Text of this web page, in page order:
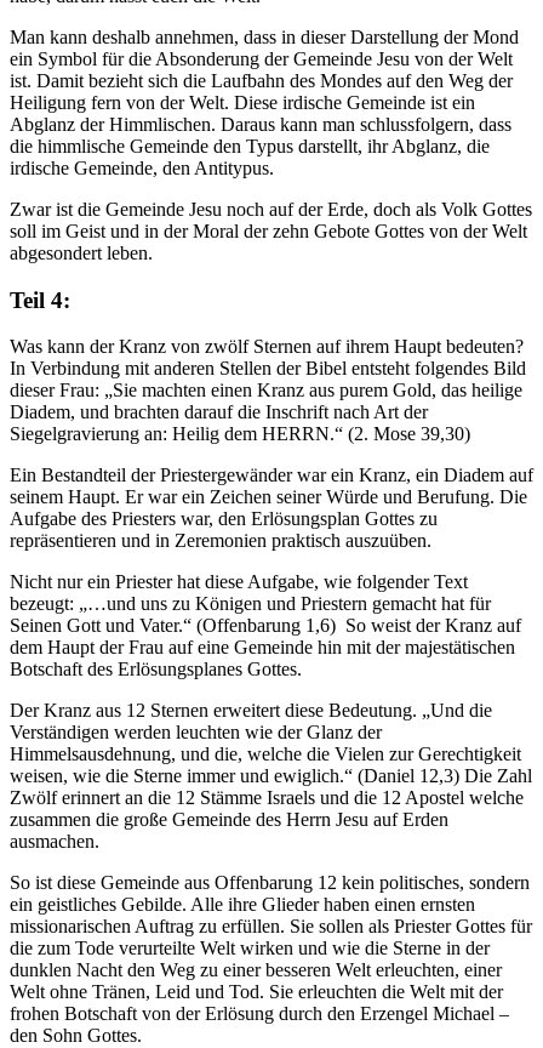
Man kann deshalb annehmen, dass in dieser Darstellung der Mond
ein Symbol für die Absonderung der Gemeinde Jesu von der Welt
ist. Damit bezieht sich die Laufbahn des Mondes auf den Weg der
Heiligung fern von der Welt. Diese irdische Gemeinde ist ein
Abglanz der Himmlischen. Daraus kann man schlussfolgern, dass
die himmlische Gemeinde den Typus darstellt, ihr Abglanz, die
irdische Gemeinde, den Antitypus.
Zwar ist die Gemeinde Jesu noch auf der Erde, doch als Volk Gottes
soll im Geist und in der Moral der zehn Gebote Gottes von der Welt
abgesondert leben.
Teil 4:
Was kann der Kranz von zwölf Sternen auf ihrem Haupt bedeuten?
In Verbindung mit anderen Stellen der Bibel entsteht folgendes Bild
dieser Frau: „Sie machten einen Kranz aus purem Gold, das heilige
Diadem, und brachten darauf die Inschrift nach Art der
Siegelgravierung an: Heilig dem HERRN.“ (2. Mose 39,30)
Ein Bestandteil der Priestergewänder war ein Kranz, ein Diadem auf
seinem Haupt. Er war ein Zeichen seiner Würde und Berufung. Die
Aufgabe des Priesters war, den Erlösungsplan Gottes zu
repräsentieren und in Zeremonien praktisch auszuüben.
Nicht nur ein Priester hat diese Aufgabe, wie folgender Text
bezeugt: „…und uns zu Königen und Priestern gemacht hat für
Seinen Gott und Vater.“ (Offenbarung 1,6) So weist der Kranz auf
dem Haupt der Frau auf eine Gemeinde hin mit der majestätischen
Botschaft des Erlösungsplanes Gottes.
Der Kranz aus 12 Sternen erweitert diese Bedeutung. „Und die
Verständigen werden leuchten wie der Glanz der
Himmelsausdehnung, und die, welche die Vielen zur Gerechtigkeit
weisen, wie die Sterne immer und ewiglich.“ (Daniel 12,3) Die Zahl
Zwölf erinnert an die 12 Stämme Israels und die 12 Apostel welche
zusammen die große Gemeinde des Herrn Jesu auf Erden
ausmachen.
So ist diese Gemeinde aus Offenbarung 12 kein politisches, sondern
ein geistliches Gebilde. Alle ihre Glieder haben einen ernsten
missionarischen Auftrag zu erfüllen. Sie sollen als Priester Gottes für
die zum Tode verurteilte Welt wirken und wie die Sterne in der
dunklen Nacht den Weg zu einer besseren Welt erleuchten, einer
Welt ohne Tränen, Leid und Tod. Sie erleuchten die Welt mit der
frohen Botschaft von der Erlösung durch den Erzengel Michael –
den Sohn Gottes.